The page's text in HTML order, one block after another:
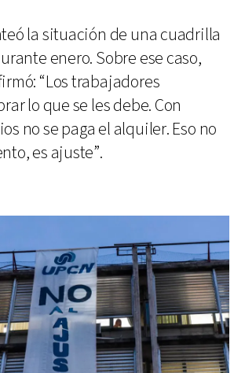
la situación de una cuadrilla
enero. Sobre ese caso,
“Los trabajadores
lo que se les debe. Con
no se paga el alquiler. Eso no
es ajuste”.